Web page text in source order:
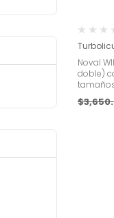
Noval
doble)
$